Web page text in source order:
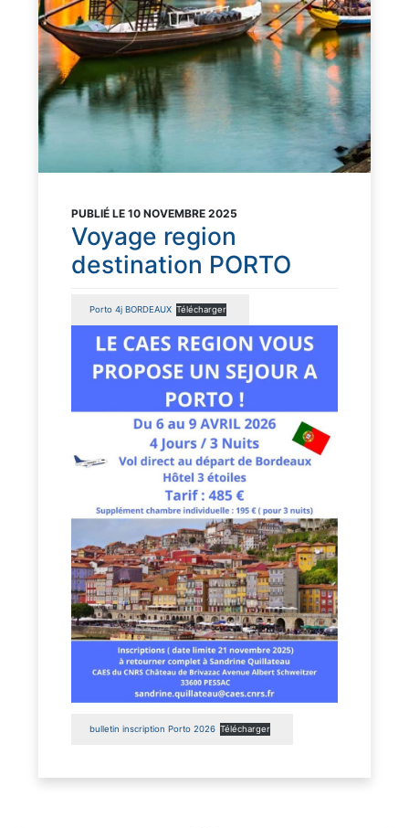
PUBLIÉ LE 10 NOVEMBRE 2025
Voyage region
destination PORTO
Porto 4j BORDEAUX Télécharger
bulletin inscription Porto 2026 Télécharger